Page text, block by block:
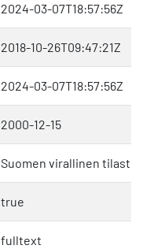
2024-03-07T18:57:56Z
2018-10-26T09:47:21Z
2024-03-07T18:57:56Z
2000-12-15
Suomen virallinen tilasto
true
fulltext